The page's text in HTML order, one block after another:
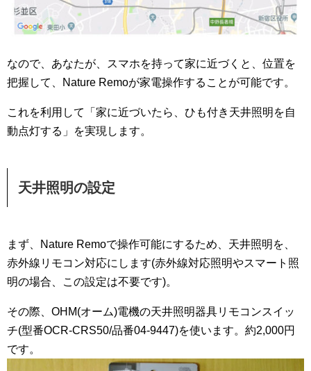
なので、あなたが、スマホを持って家に近づくと、位置を
把握して、Nature Remoが家電操作することが可能です。
これを利用して「家に近づいたら、ひも付き天井照明を自
動点灯する」を実現します。
天井照明の設定
まず、Nature Remoで操作可能にするため、天井照明を、
赤外線リモコン対応にします(赤外線対応照明やスマート照
明の場合、この設定は不要です)。
その際、OHM(オーム)電機の天井照明器具リモコンスイッ
チ(型番OCR-CRS50/品番04-9447)を使います。約2,000円
です。